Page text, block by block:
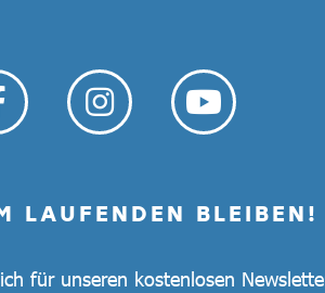
LAUFENDEN BLEIBEN!
für unseren kostenlosen